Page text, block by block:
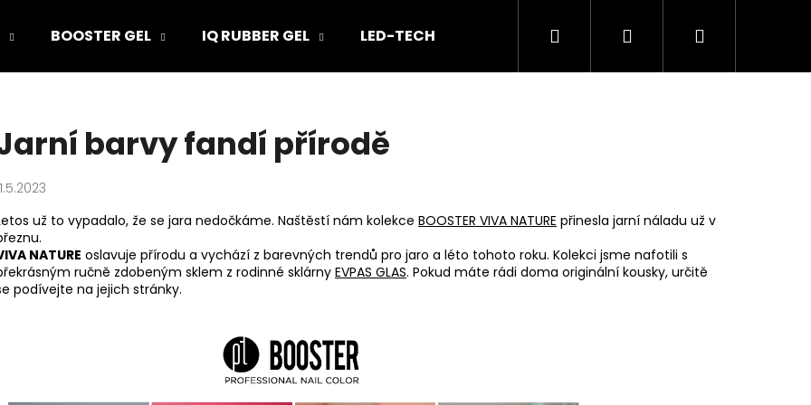
BOOSTER GEL IQ RUBBER GEL LED-TECH GEL BAREVNÉ GELY AKRYL A AKRYGEL
Hledat PřihlášeníNákupní
barvy fandí přírodě
už to vypadalo, že se jara nedočkáme. Naštěstí nám kolekce BOOSTER VIVA NATURE přinesla jarní náladu už v
NATURE oslavuje přírodu a vychází z barevných trendů pro jaro a léto tohoto roku. Kolekci jsme nafotili s
ručně zdobeným sklem z rodinné sklárnyEVPAS GLAS. Pokud máte rádi doma originální kousky, určitě
podívejte na jejich stránky.
HLEDAT
Doporučujeme